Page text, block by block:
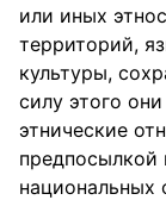
или иных
территорий,
культуры,
силу этого
этнические
предпосылкой
национальных